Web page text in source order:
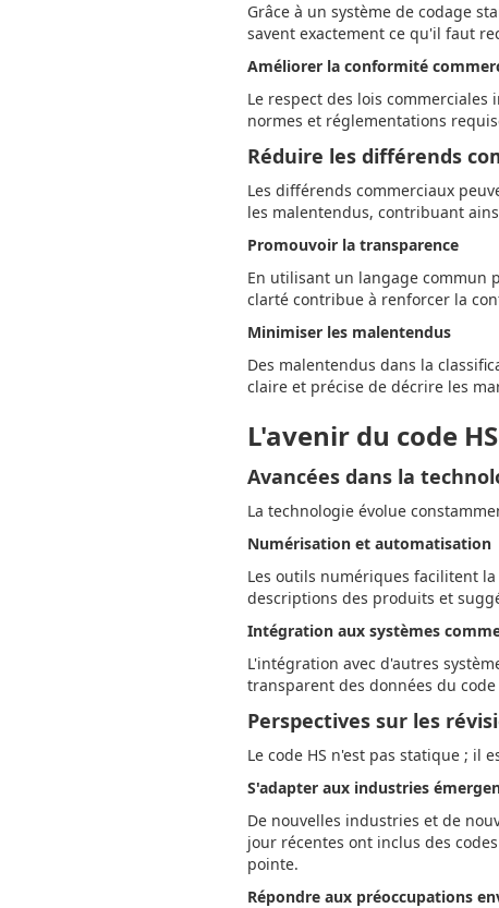
Grâce à un système de codage
savent exactement ce qu'il faut
Améliorer la conformité
Le respect des lois
normes et réglementations
Réduire les différends
Les différends commerciaux
les malentendus, contribuant
Promouvoir la transparence
En utilisant un langage commun
clarté contribue à renforcer la
Minimiser les malentendus
Des malentendus dans la
claire et précise de décrire les
L'avenir du code HS
Avancées dans la
La technologie évolue
Numérisation et automatisation
Les outils numériques facilitent
descriptions des produits et
Intégration aux systèmes
L'intégration avec d'autres
transparent des données du
Perspectives sur les
Le code HS n'est pas statique ;
S'adapter aux industries
De nouvelles industries et de
jour récentes ont inclus des
pointe.
Répondre aux préoccupations